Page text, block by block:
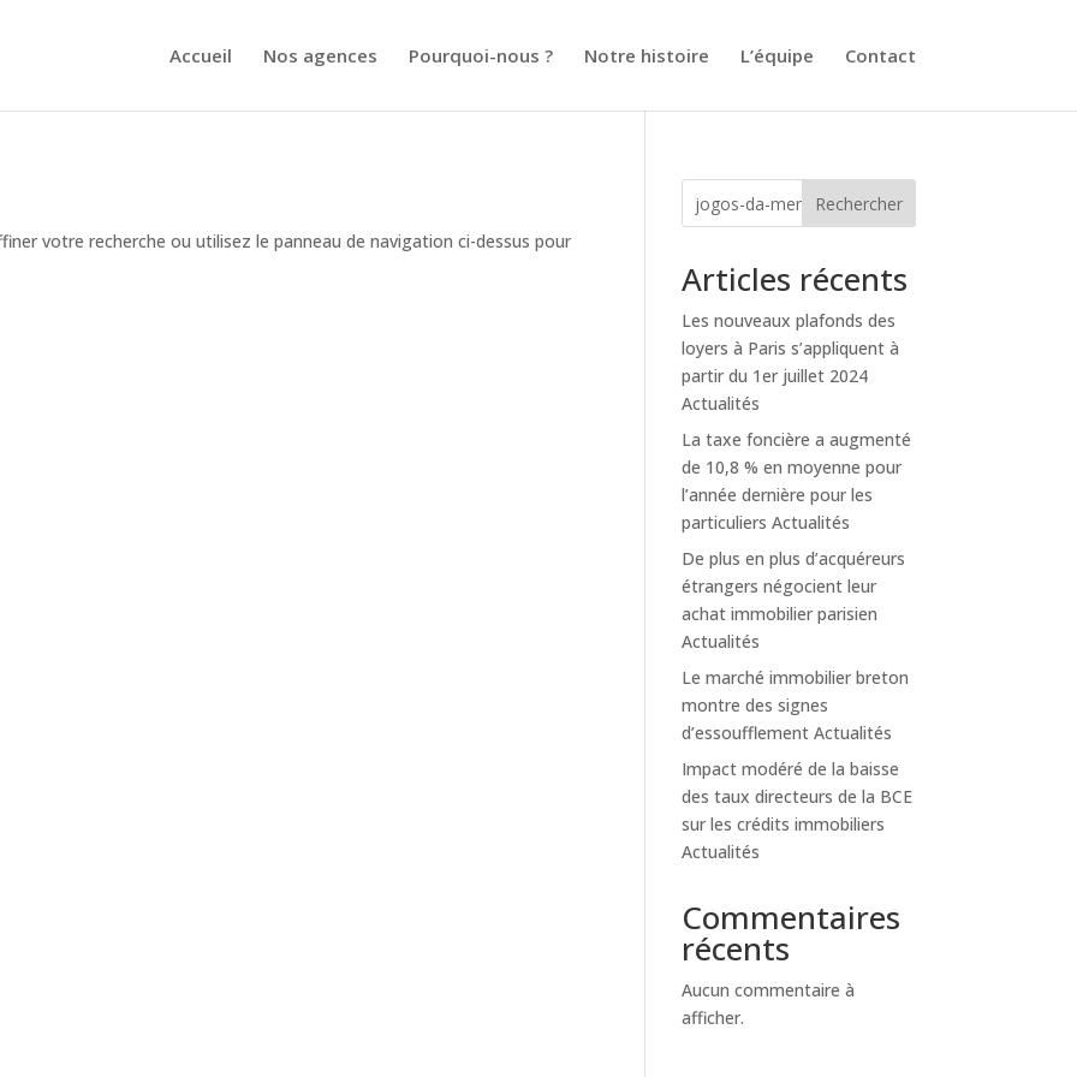
Accueil Nos agences Pourquoi-nous ? Notre histoire L’équipe Contact
votre recherche ou utilisez le panneau de navigation ci-dessus pour
Rechercher
Articles récents
Les nouveaux plafonds des
loyers à Paris s’appliquent à
partir du 1er juillet 2024
Actualités
La taxe foncière a augmenté
de 10,8 % en moyenne pour
l’année dernière pour les
particuliers Actualités
De plus en plus d’acquéreurs
étrangers négocient leur
achat immobilier parisien
Actualités
Le marché immobilier breton
montre des signes
d’essoufflement Actualités
Impact modéré de la baisse
des taux directeurs de la BCE
sur les crédits immobiliers
Actualités
Commentaires
récents
Aucun commentaire à
afficher.